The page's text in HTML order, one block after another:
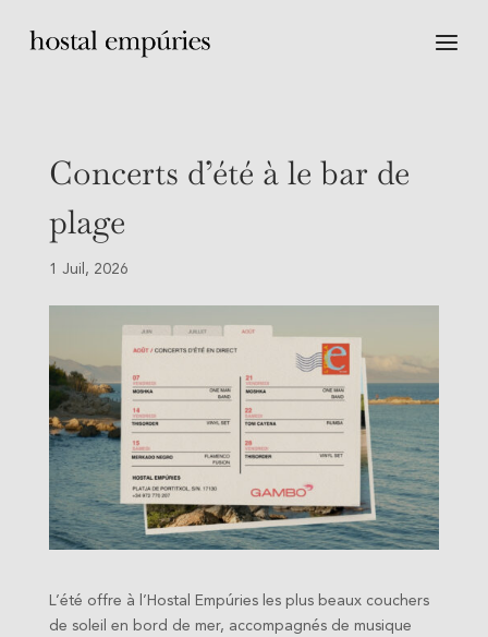
Concerts d’été à le bar de
plage
1 Juil, 2026
L’été offre à l’Hostal Empúries les plus beaux couchers
de soleil en bord de mer, accompagnés de musique